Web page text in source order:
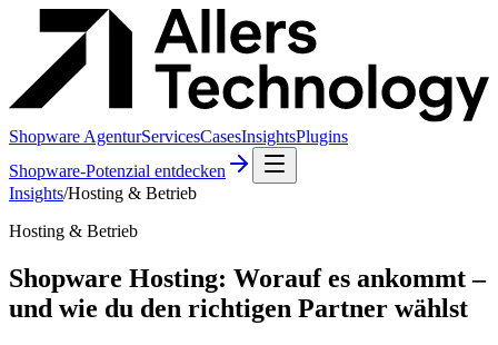
Shopware AgenturServicesCasesInsightsPlugins
Shopware-Potenzial entdecken
Insights/Hosting & Betrieb
Hosting & Betrieb
Shopware Hosting: Worauf es ankommt –
und wie du den richtigen Partner wählst